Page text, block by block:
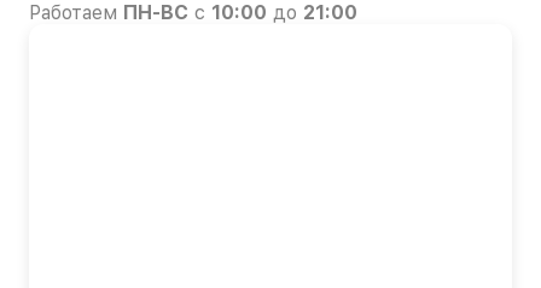
Работаем ПН-ВС с 10:00 до 21:00